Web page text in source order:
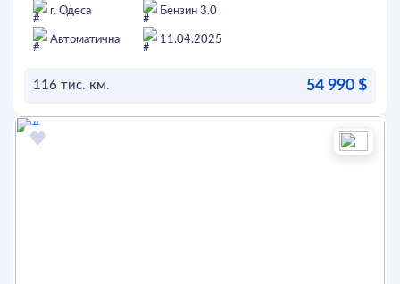
привід та пневматична підвіска. В салоні світла шкіра,
безключовий доступ, дотяжки всіх дверей, 4-х зонний
клімат-контроль, підігрів всіх сидінь та керма, камери
360°, музикальна система Harman Kardon, шторка
покупкою автомобіль можна перевірити на будь-якому
лізинг.
г. Одеса Бензин 3.0
Автоматична 11.04.2025
116 тис. км. 54 990 $
ОСТАВИТЬ ЗАЯВКУ